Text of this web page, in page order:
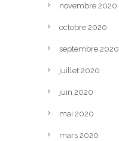
novembre 2020
octobre 2020
septembre 2020
juillet 2020
juin 2020
mai 2020
mars 2020